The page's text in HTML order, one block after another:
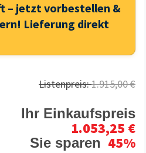
– jetzt vorbestellen &
Lieferung direkt
Listenpreis:1.915,00 €
Ihr Einkaufspreis
1.053,25 €
Sie sparen 45%